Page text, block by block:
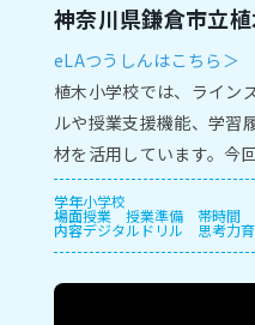
神奈川県鎌倉市立
eLAつうしんはこちら＞
植⽊⼩学校では、ライン
ルや授業⽀援機能、学習
材を活⽤しています。今
保護者⾯談での実践をご
学年小学校
場面授業 授業準備 帯時間
内容デジタルドリル 思考力
斉学習